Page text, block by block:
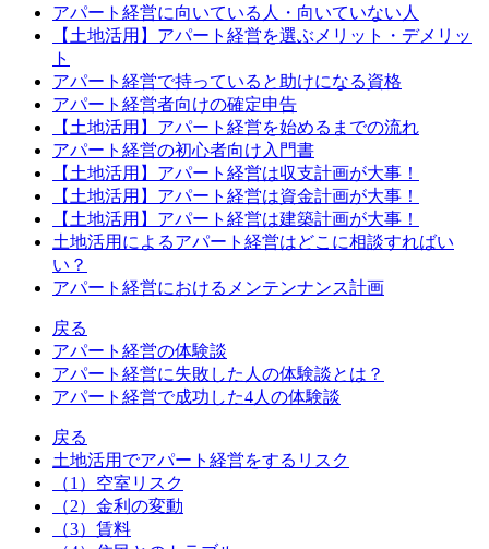
アパート経営に向いている人・向いていない人
【土地活用】アパート経営を選ぶメリット・デメリッ
ト
アパート経営で持っていると助けになる資格
アパート経営者向けの確定申告
【土地活用】アパート経営を始めるまでの流れ
アパート経営の初心者向け入門書
【土地活用】アパート経営は収支計画が大事！
【土地活用】アパート経営は資金計画が大事！
【土地活用】アパート経営は建築計画が大事！
土地活用によるアパート経営はどこに相談すればい
い？
アパート経営におけるメンテンナンス計画
戻る
アパート経営の体験談
アパート経営に失敗した人の体験談とは？
アパート経営で成功した4人の体験談
戻る
土地活用でアパート経営をするリスク
（1）空室リスク
（2）金利の変動
（3）賃料